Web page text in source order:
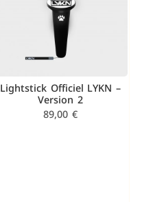
Lightstick Officiel LYKN –
Version 2
89,00 €